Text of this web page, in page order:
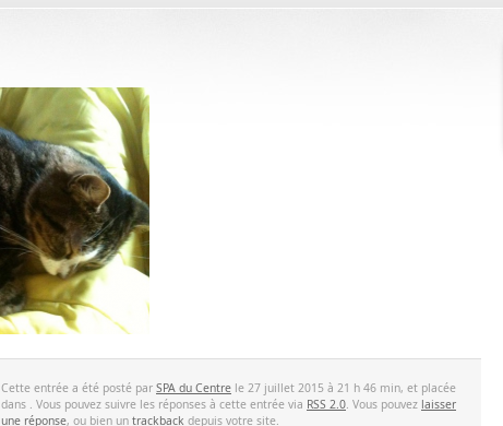
Cette entrée a été posté par SPA du Centre le 27 juillet 2015 à 21 h 46 min, et placée
dans . Vous pouvez suivre les réponses à cette entrée via RSS 2.0. Vous pouvez laisser
une réponse, ou bien un trackback depuis votre site.